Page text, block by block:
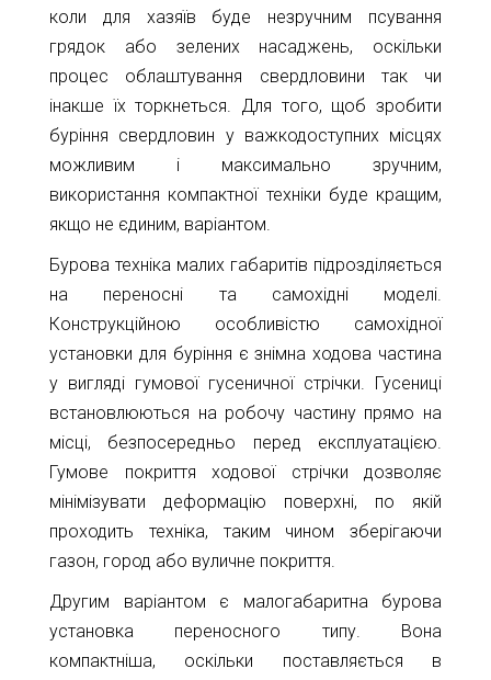
коли для хазяїв буде незручним псування
грядок або зелених насаджень, оскільки
процес облаштування свердловини так чи
інакше їх торкнеться. Для того, щоб зробити
буріння свердловин у важкодоступних місцях
можливим і максимально зручним,
використання компактної техніки буде кращим,
якщо не єдиним, варіантом.
Бурова техніка малих габаритів підрозділяється
на переносні та самохідні моделі.
Конструкційною особливістю самохідної
установки для буріння є знімна ходова частина
у вигляді гумової гусеничної стрічки. Гусениці
встановлюються на робочу частину прямо на
місці, безпосередньо перед експлуатацією.
Гумове покриття ходової стрічки дозволяє
мінімізувати деформацію поверхні, по якій
проходить техніка, таким чином зберігаючи
газон, город або вуличне покриття.
Другим варіантом є малогабаритна бурова
установка переносного типу. Вона
компактніша, оскільки поставляється в